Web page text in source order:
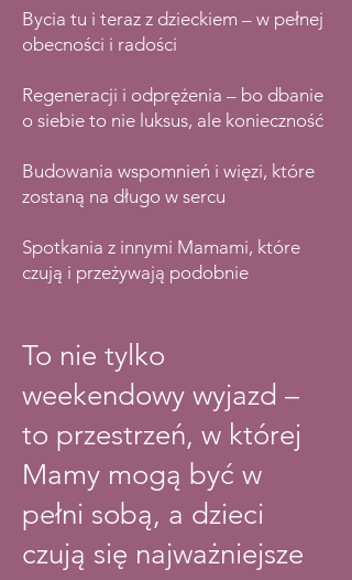
Bycia tu i teraz z dzieckiem – w pełnej
obecności i radości
Regeneracji i odprężenia – bo dbanie
o siebie to nie luksus, ale konieczność
Budowania wspomnień i więzi, które
zostaną na długo w sercu
Spotkania z innymi Mamami, które
czują i przeżywają podobnie
To nie tylko
weekendowy wyjazd –
to przestrzeń, w której
Mamy mogą być w
pełni sobą, a dzieci
czują się najważniejsze